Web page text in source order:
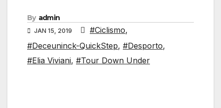
By admin
JAN 15, 2019 #Ciclismo,
#Deceuninck-QuickStep, #Desporto,
#Elia Viviani, #Tour Down Under